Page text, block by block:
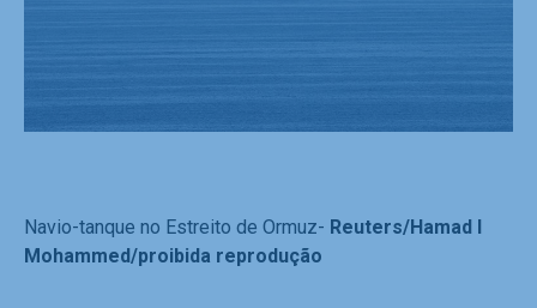
Navio-tanque no Estreito de Ormuz- Reuters/Hamad I
Mohammed/proibida reprodução